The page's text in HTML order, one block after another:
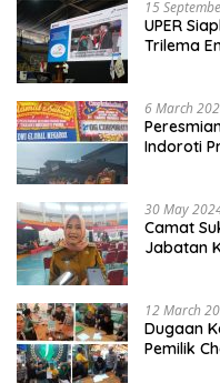
15
UPER
Trilema
6 March
Indoroti
30 May
Camat
Jabatan
12 March
Dugaan
Pemilik